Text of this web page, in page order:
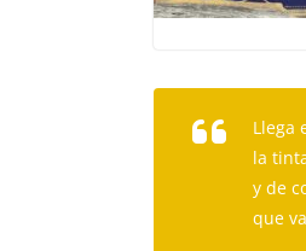
Llega
la
y de
que